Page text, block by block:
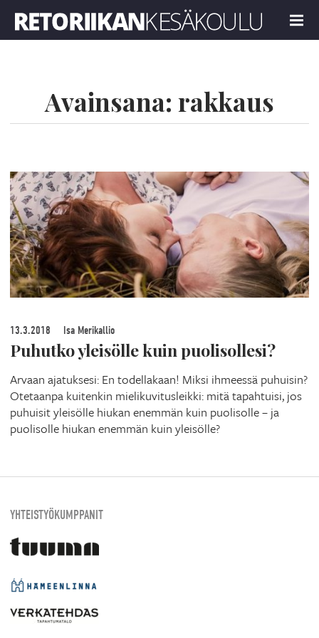
MENU
Avainsana: rakkaus
13.3.2018 Isa Merikallio
Puhutko yleisölle kuin puolisollesi?
Arvaan ajatuksesi: En todellakaan! Miksi ihmeessä puhuisin?
Otetaanpa kuitenkin mielikuvitusleikki: mitä tapahtuisi, jos
puhuisit yleisölle hiukan enemmän kuin puolisolle – ja
puolisolle hiukan enemmän kuin yleisölle?
YHTEISTYÖKUMPPANIT